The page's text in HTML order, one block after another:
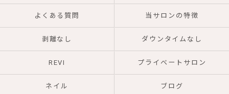
よくある質問 当サロンの特徴
剥離なし ダウンタイムなし
REVI プライベートサロン
ネイル ブログ